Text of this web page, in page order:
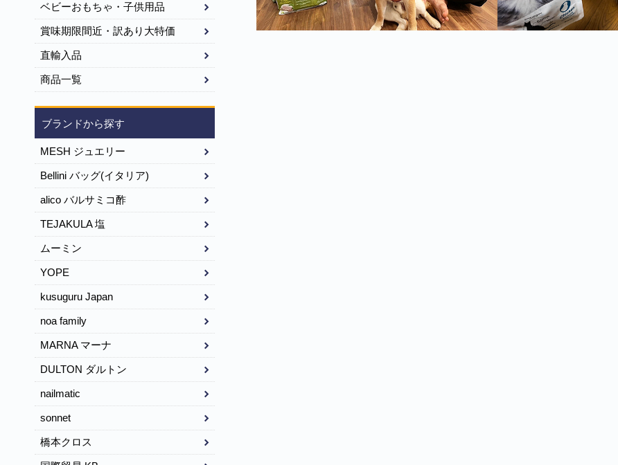
ベビーおもちゃ・子供用品
賞味期限間近・訳あり大特価
直輸入品
商品一覧
ブランドから探す
MESH ジュエリー
Bellini バッグ(イタリア)
alico バルサミコ酢
TEJAKULA 塩
ムーミン
YOPE
kusuguru Japan
noa family
MARNA マーナ
DULTON ダルトン
nailmatic
sonnet
橋本クロス